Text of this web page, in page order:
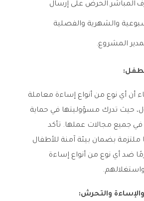
المباشر.الحرض على إرسال
والشهرية والفصلية
المشروع.
أن أي نوع من أنواع إساءة معاملة
حيث تدرك مسؤوليتها في حماية
في جميع مجالات عملها. تأكد
بضمان بيئة آمنة للأطفال
ضد أي نوع من أنواع إساءة
والتحرش: